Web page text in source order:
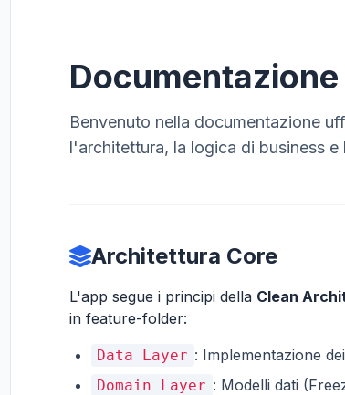
Benvenuto nella documentazione
l'architettura, la logica di business
Architettura Core
L'app segue i principi della Clean
in feature-folder:
Data Layer : Implementazione
Domain Layer : Modelli dati